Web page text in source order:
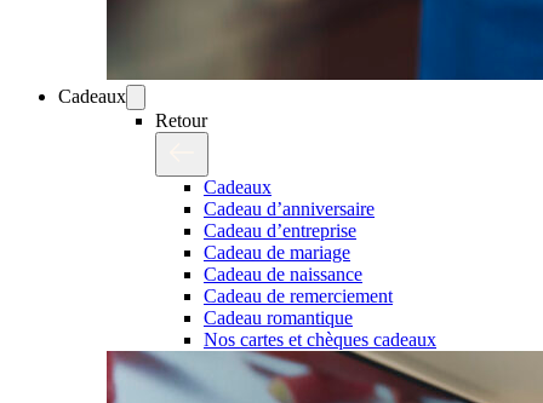
Cadeaux
Retour
Cadeaux
Cadeau d’anniversaire
Cadeau d’entreprise
Cadeau de mariage
Cadeau de naissance
Cadeau de remerciement
Cadeau romantique
Nos cartes et chèques cadeaux